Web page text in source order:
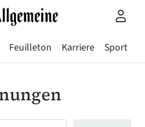
Feuilleton Karriere Sport